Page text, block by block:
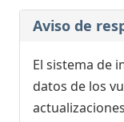
Aviso de
El sistema de
datos de los